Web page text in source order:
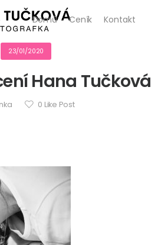
Domů Ceník Kontakt
23/01/2020
Hana Tučková
0 Like Post